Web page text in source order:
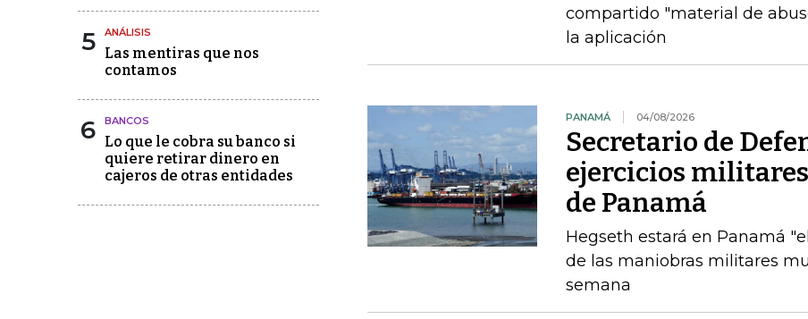
5 ANÁLISIS
Las mentiras que nos
contamos
6 BANCOS
Lo que le cobra su banco si
quiere retirar dinero en
cajeros de otras entidades
compartido "material de
la aplicación
PANAMÁ 04/08/2026
Secretario de
ejercicios
de Panamá
Hegseth estará en Panamá
de las maniobras militares
semana